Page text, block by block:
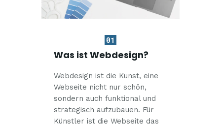
01
Was ist Webdesign?
Webdesign ist die Kunst, eine
Webseite nicht nur schön,
sondern auch funktional und
strategisch aufzubauen. Für
Künstler ist die Webseite das